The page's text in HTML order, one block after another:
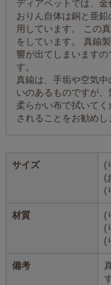
ディアペットでは、金
おりん自体は銅と亜
用しています。 この
をしています。 真鍮
響が出てしまいます
す。
真鍮は、手垢や空気
いのあるものですが、
柔らかい布で拭いて
されることをお勧めし
サイズ
(
(
(
材質
(
(
(
備考